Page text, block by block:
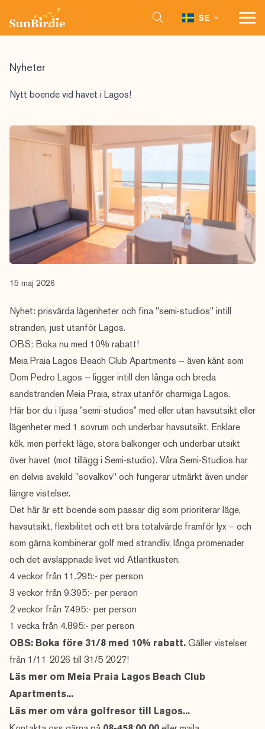
SE
Nyheter
Nytt boende vid havet i Lagos!
15 maj 2026
Nyhet: prisvärda lägenheter och fina "semi-studios" intill
stranden, just utanför Lagos.
OBS: Boka nu med 10% rabatt!
Meia Praia Lagos Beach Club Apartments – även känt som
Dom Pedro Lagos – ligger intill den långa och breda
sandstranden Meia Praia, strax utanför charmiga Lagos.
Här bor du i ljusa ”semi-studios” med eller utan havsutsikt eller
lägenheter med 1 sovrum och underbar havsutsikt. Enklare
kök, men perfekt läge, stora balkonger och underbar utsikt
över havet (mot tillägg i Semi-studio). Våra Semi-Studios har
en delvis avskild "sovalkov" och fungerar utmärkt även under
längre vistelser.
Det här är ett boende som passar dig som prioriterar läge,
havsutsikt, flexibilitet och ett bra totalvärde framför lyx – och
som gärna kombinerar golf med strandliv, långa promenader
och det avslappnade livet vid Atlantkusten.
4 veckor från 11.295:- per person
3 veckor från 9.395:- per person
2 veckor från 7.495:- per person
1 vecka från 4.895:- per person
OBS: Boka före 31/8 med 10% rabatt. Gäller vistelser
från 1/11 2026 till 31/5 2027!
Läs mer om Meia Praia Lagos Beach Club
Apartments...
Läs mer om våra golfresor till Lagos...